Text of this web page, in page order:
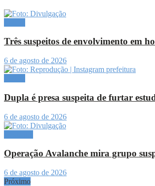
Três suspeitos de envolvimento em
6 de agosto de 2026
Dupla é presa suspeita de furtar
6 de agosto de 2026
Operação Avalanche mira grupo
6 de agosto de 2026
Próximo